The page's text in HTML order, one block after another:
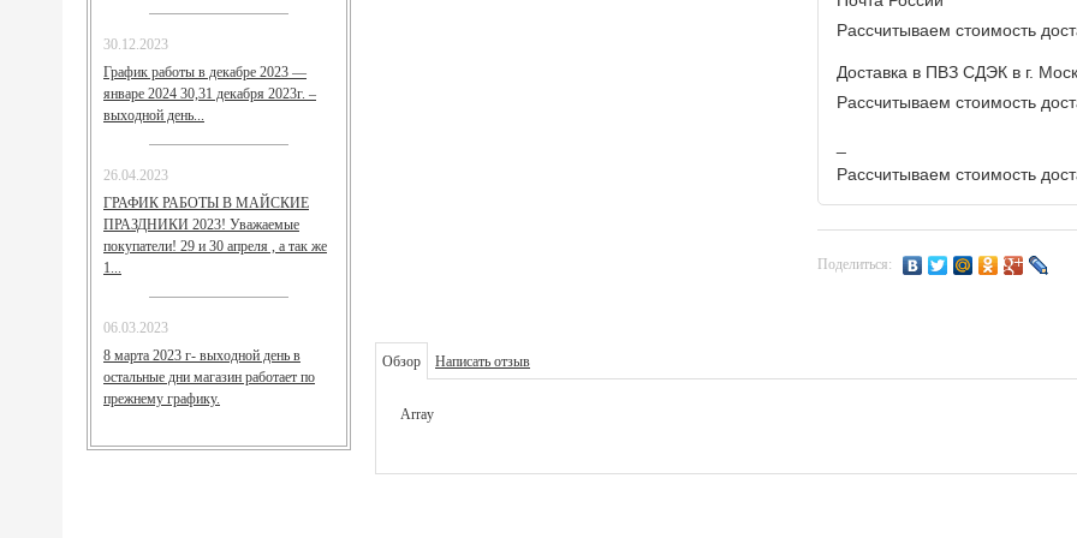
30.12.2023
График работы в декабре 2023 —
январе 2024 30,31 декабря 2023г. –
выходной день...
26.04.2023
ГРАФИК РАБОТЫ В МАЙСКИЕ
ПРАЗДНИКИ 2023! Уважаемые
покупатели! 29 и 30 апреля , а так же
1...
06.03.2023
8 марта 2023 г- выходной день в
остальные дни магазин работает по
прежнему графику.
Рассчитываем стоимость
Доставка в ПВЗ СДЭК в г.
Рассчитываем стоимость
Рассчитываем стоимость
Поделиться:
Обзор Написать отзыв
Array